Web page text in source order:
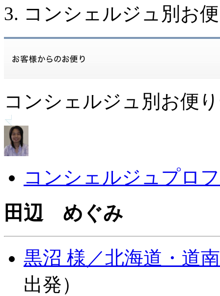
コンシェルジュ別お
コンシェルジュ別お便
コンシェルジュプロ
田辺 めぐみ
黒沼 様／北海道・道
出発）